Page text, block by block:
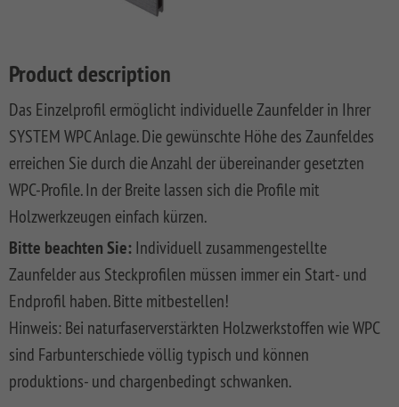
BOARD
SYSTEM
GLAS
SYSTEM
ALU
SYSTEM
ALU
PLUS
SYSTEM
RHOMBUS
SYSTEM
SYSTEM
SYSTEM
ALU
XL
SYSTEM
ALU
SYSTEM
FLOW
WPC
JUMBO
WPC
SYSTEM
NEO
WPC
PLATINUM
SYSTEM
WPC
PLATINUM
XL
SYSTEM
WPC
PLATINUM
Mesh
WEAVE
LÜX
WEAVE
Softwood
Fences,
Coulour
Varnished
Softwood
VPI
Wood
Fences
SYSTEM
NEO
HOLZ
CARA
LONGLIFE
CARA
Of
And
Metal
SYSTEM
RHOMBUS
Front
Garden
SQUADRA
Front
Garden
Fence
AROS
RAJA
Wooden
Front
Garden
Fences
KIBU
Thermo-
Holz
RAJA
Hardwood
WPC
DREAMDECK
WPC
BICOLOR
DREAMDECK
WPC
PLUS
DREAMDECK
Lichtsystem
WPC
Floor
Planks
PRO
Sandboxes
and
Playground
Equipment
Playcenter
And
Swings
Public
Playgrounds
Planters
Pflanzkästen
Rhombus
Planters
WPC
Planters
Softwood
Planters
pressure
impregnated
Wish
list(0)
Videos
Videos
Materialkunde
Aufbauanleitungen
Händlersuche
Händlersuche
Product description
Das Einzelprofil ermöglicht individuelle Zaunfelder in Ihrer
SYSTEM WPC Anlage. Die gewünschte Höhe des Zaunfeldes
erreichen Sie durch die Anzahl der übereinander gesetzten
WPC-Profile. In der Breite lassen sich die Profile mit
Holzwerkzeugen einfach kürzen.
Bitte beachten Sie: Individuell zusammengestellte
Zaunfelder aus Steckprofilen müssen immer ein Start- und
Endprofil haben. Bitte mitbestellen!
Hinweis: Bei naturfaserverstärkten Holzwerkstoffen wie WPC
sind Farbunterschiede völlig typisch und können
produktions- und chargenbedingt schwanken.